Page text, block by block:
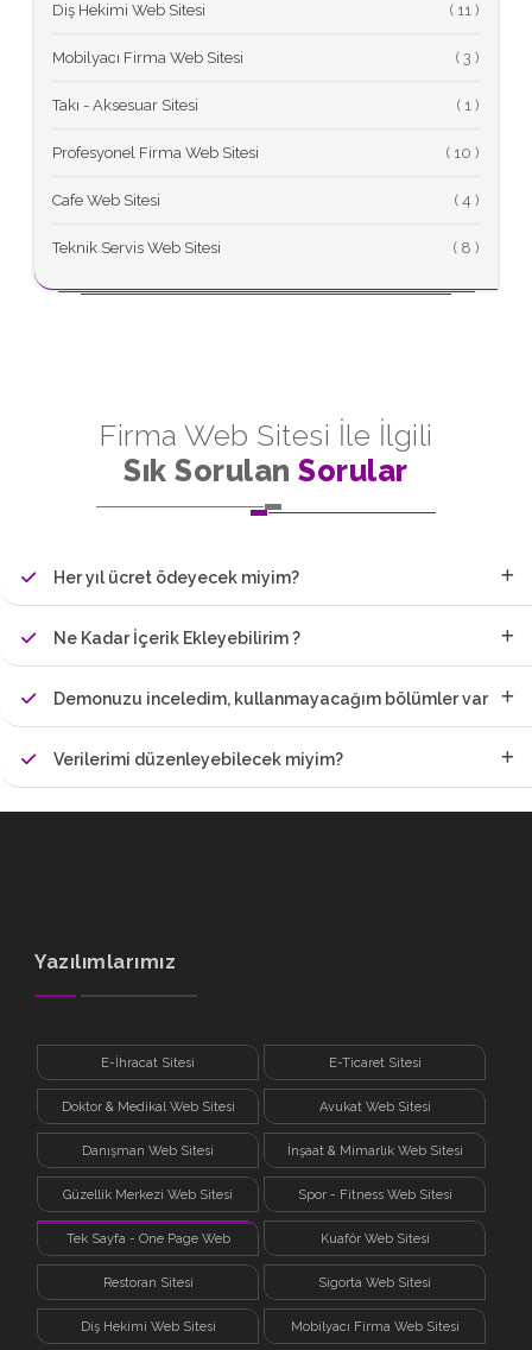
Diş Hekimi Web Sitesi (
Mobilyacı Firma Web Sitesi (
Takı - Aksesuar Sitesi (
Profesyonel Firma Web Sitesi (
Cafe Web Sitesi (
Teknik Servis Web Sitesi (
Firma Web Sitesi İle İlgili
Sık SorulanSorular
Her yıl ücret ödeyecek miyim?
Ne Kadar İçerik Ekleyebilirim ?
Demonuzu inceledim, kullanmayacağım bölümler var
Verilerimi düzenleyebilecek miyim?
Yazılımlarımız
E-İhracat Sitesi E-Ticaret Sitesi
Doktor & Medikal Web Sitesi Avukat Web Sitesi
Danışman Web Sitesi İnşaat & Mimarlık Web Sitesi
Güzellik Merkezi Web Sitesi Spor - Fitness Web Sitesi
Tek Sayfa - One Page Web
Sitesi
Kuaför Web Sitesi
Restoran Sitesi Sigorta Web Sitesi
Diş Hekimi Web Sitesi Mobilyacı Firma Web Sitesi